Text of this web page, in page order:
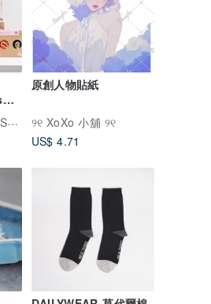
原創人物貼紙
୨୧ XoXo 小舖 ୨୧
US$ 4.71